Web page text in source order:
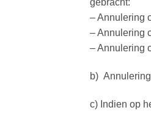
gebracht:
– Annulering
– Annulering
– Annulering
b)
c) Indien op